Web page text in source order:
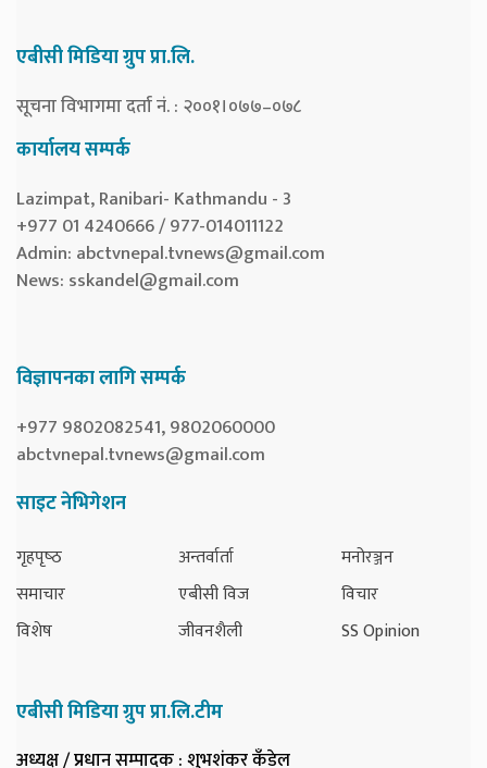
एबीसी मिडिया ग्रुप प्रा.लि.
सूचना विभागमा दर्ता नं. : २००१।०७७–०७८
कार्यालय सम्पर्क
Lazimpat, Ranibari- Kathmandu - 3
+977 01 4240666 / 977-014011122
Admin: abctvnepal.tvnews@gmail.com
News: sskandel@gmail.com
विज्ञापनका लागि सम्पर्क
+977 9802082541, 9802060000
abctvnepal.tvnews@gmail.com
साइट नेभिगेशन
गृहपृष्‍ठ
समाचार
विशेष
अन्तर्वार्ता
एबीसी विज
जीवनशैली
मनोरञ्जन
विचार
SS Opinion
एबीसी मिडिया ग्रुप प्रा.लि.टीम
अध्यक्ष / प्रधान सम्पादक: शुभशंकर कँडेल